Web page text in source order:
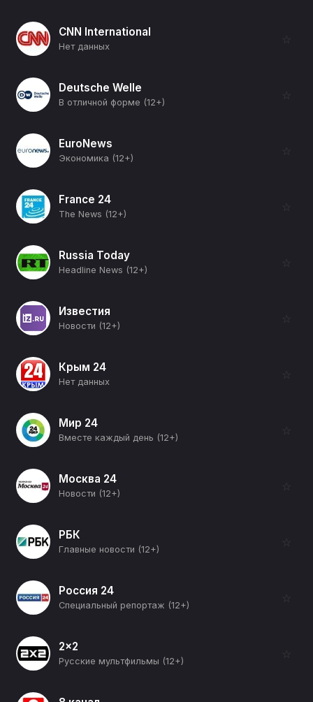
CNN International
Нет данных
☆
Deutsche Welle
В отличной форме (12+)
☆
EuroNews
Экономика (12+)
☆
France 24
The News (12+)
☆
Russia Today
Headline News (12+)
☆
Известия
Новости (12+)
☆
Крым 24
Нет данных
☆
Мир 24
Вместе каждый день (12+)
☆
Москва 24
Новости (12+)
☆
РБК
Главные новости (12+)
☆
Россия 24
Специальный репортаж (12+)
☆
2x2
Русские мультфильмы (12+)
☆